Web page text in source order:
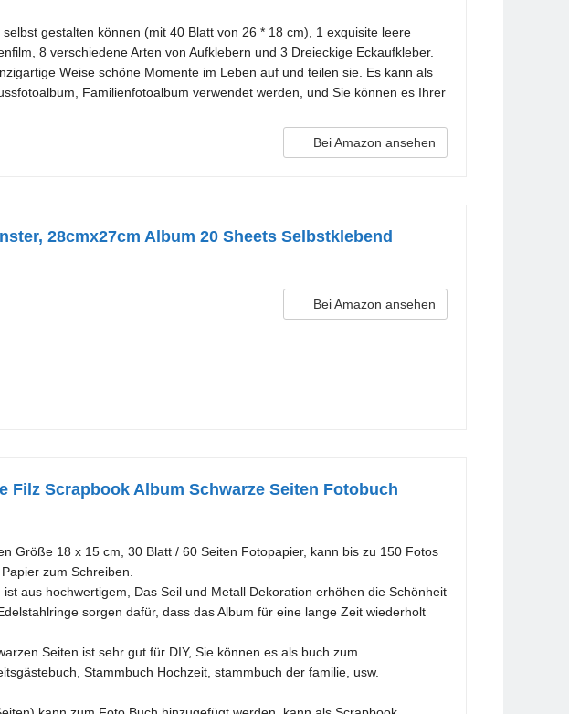
gestalten können (mit 40 Blatt von 26 * 18 cm), 1 exquisite leere
8 verschiedene Arten von Aufklebern und 3 Dreieckige Eckaufkleber.
Weise schöne Momente im Leben auf und teilen sie. Es kann als
Familienfotoalbum verwendet werden, und Sie können es Ihrer
Bei Amazon ansehen
28cmx27cm Album 20 Sheets Selbstklebend
Bei Amazon ansehen
Filz Scrapbook Album Schwarze Seiten Fotobuch
Größe 18 x 15 cm, 30 Blatt / 60 Seiten Fotopapier, kann bis zu 150 Fotos
zum Schreiben.
aus hochwertigem, Das Seil und Metall Dekoration erhöhen die Schönheit
sorgen dafür, dass das Album für eine lange Zeit wiederholt
Seiten ist sehr gut für DIY, Sie können es als buch zum
Stammbuch Hochzeit, stammbuch der familie, usw.